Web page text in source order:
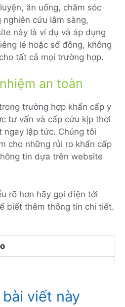
ăn uống, chăm sóc
cứu lâm sàng,
này là ví dụ và áp dụng
lẻ hoặc số đông, không
tất cả mọi trường hợp.
an toàn
trường hợp khẩn cấp y
tư vấn và cấp cứu kịp thời
ngay lập tức. Chúng tôi
cho những rủi ro khẩn cấp
tin dựa trên website
rõ hơn hãy gọi điện tới
biết thêm thông tin chi tiết.
viết này